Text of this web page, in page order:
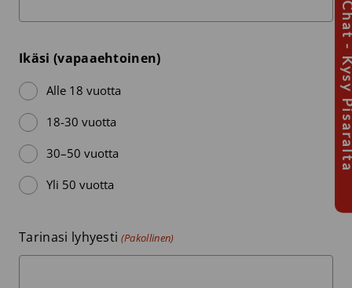
Ikäsi (vapaaehtoinen)
Alle 18 vuotta
18-30 vuotta
30–50 vuotta
Yli 50 vuotta
Tarinasi lyhyesti (Pakollinen)
Chat -